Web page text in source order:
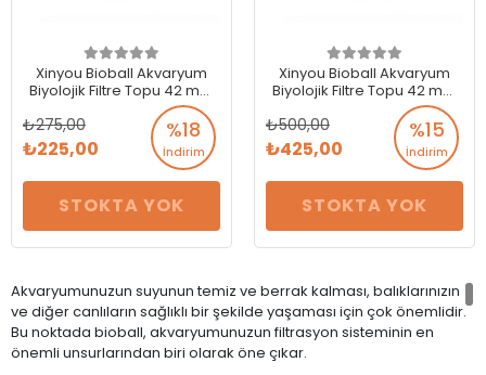
Xinyou Bioball Akvaryum
Biyolojik Filtre Topu 42 mm
%18
İndirim
275,00
225,00
STOKTA YOK
Xinyou Bioball Akvaryum
Biyolojik Filtre Topu 42 mm
%15
İndirim
500,00
425,00
STOKTA YOK
Akvaryumunuzun suyunun temiz ve berrak kalması, balıklarınızın
ve diğer canlıların sağlıklı bir şekilde yaşaması için çok önemlidir.
Bu noktada bioball, akvaryumunuzun filtrasyon sisteminin en
önemli unsurlarından biri olarak öne çıkar.